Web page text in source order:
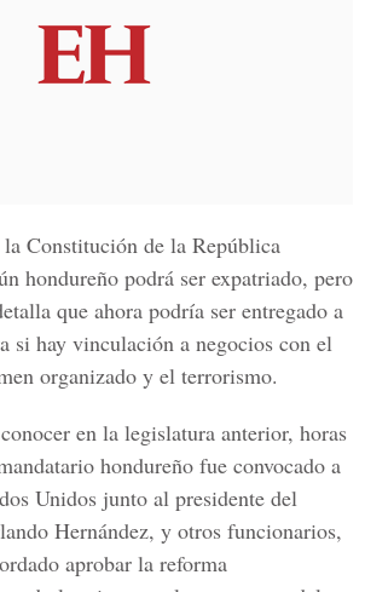
Constitución de la República
hondureño podrá ser expatriado, pero
que ahora podría ser entregado a
si hay vinculación a negocios con el
organizado y el terrorismo.
en la legislatura anterior, horas
hondureño fue convocado a
Unidos junto al presidente del
Hernández, y otros funcionarios,
aprobar la reforma